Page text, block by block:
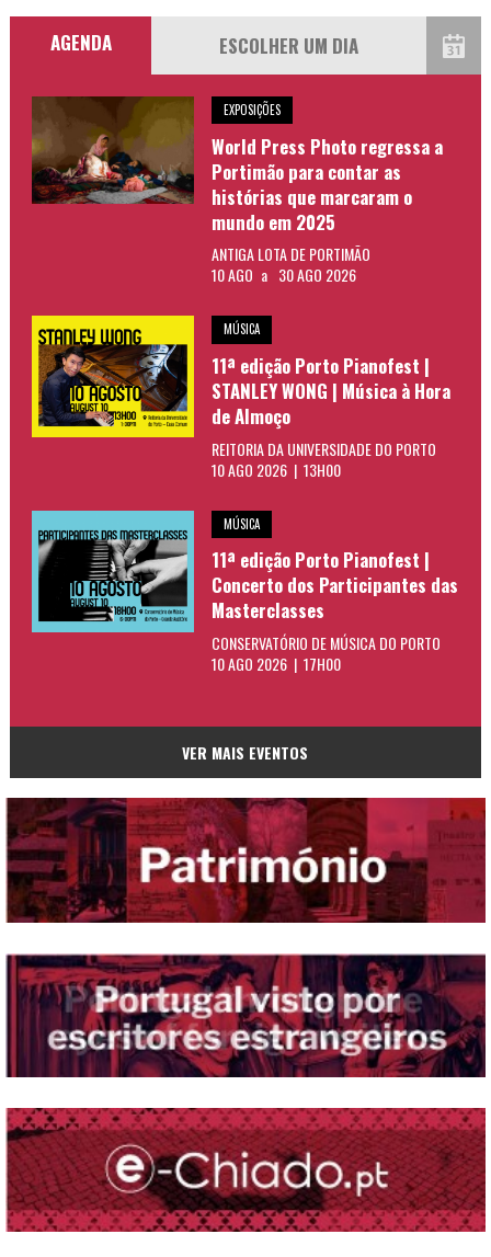
AGENDA
EXPOSIÇÕES
World Press Photo regressa a
Portimão para contar as
histórias que marcaram o
mundo em 2025
ANTIGA LOTA DE PORTIMÃO
10 AGO a 30 AGO 2026
MÚSICA
11ª edição Porto Pianofest |
STANLEY WONG | Música à Hora
de Almoço
REITORIA DA UNIVERSIDADE DO PORTO
10 AGO 2026 | 13H00
MÚSICA
11ª edição Porto Pianofest |
Concerto dos Participantes das
Masterclasses
CONSERVATÓRIO DE MÚSICA DO PORTO
10 AGO 2026 | 17H00
VER MAIS EVENTOS